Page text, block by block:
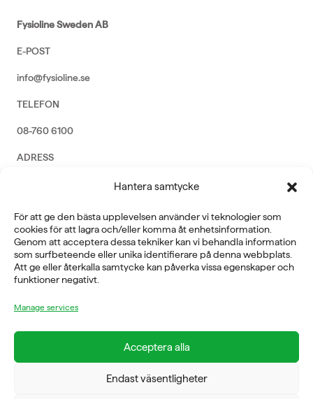
Hantera samtycke
För att ge den bästa upplevelsen använder vi teknologier som
cookies för att lagra och/eller komma åt enhetsinformation.
Genom att acceptera dessa tekniker kan vi behandla information
som surfbeteende eller unika identifierare på denna webbplats.
Att ge eller återkalla samtycke kan påverka vissa egenskaper och
funktioner negativt.
Manage services
Acceptera alla
Endast väsentligheter
Fysioline Sweden AB
E-POST
info@fysioline.se
TELEFON
08-760 6100
ADRESS
Rosendalsvägen 18b, SE-14143 Huddinge
VERKSAMHETSOMRÅDEN
REHABILITERING
GYM
ICE POWER
SERVICE
FÖRETAG
OM OSS